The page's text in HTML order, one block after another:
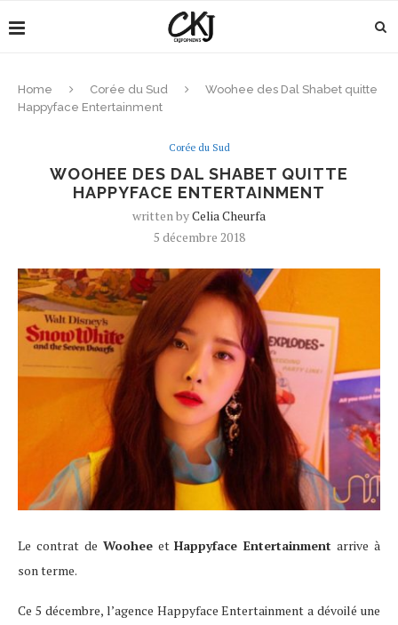
Home Corée du Sud
Woohee des Dal Shabet quitte
Happyface Entertainment
Corée du Sud
WOOHEE DES DAL SHABET QUITTE
HAPPYFACE ENTERTAINMENT
written byCelia Cheurfa
5 décembre 2018
Le contrat de WooheeetHappyface Entertainment arrive à
son terme.
Ce 5 décembre, l’agence Happyface Entertainment a dévoilé une